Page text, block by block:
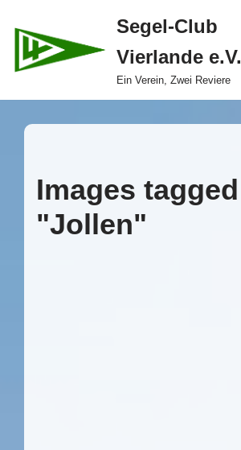
Zum
Inhalt
Segel-Club
Vierlande e.V.
Ein Verein, Zwei Reviere
Images tagged
"Jollen"